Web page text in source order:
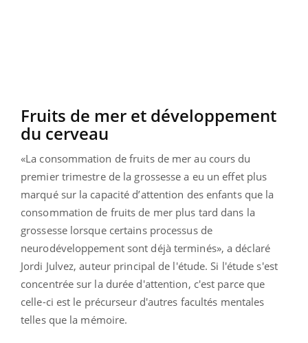
Fruits de mer et développement
du cerveau
«La consommation de fruits de mer au cours du
premier trimestre de la grossesse a eu un effet plus
marqué sur la capacité d’attention des enfants que la
consommation de fruits de mer plus tard dans la
grossesse lorsque certains processus de
neurodéveloppement sont déjà terminés», a déclaré
Jordi Julvez, auteur principal de l'étude. Si l'étude s'est
concentrée sur la durée d'attention, c'est parce que
celle-ci est le précurseur d'autres facultés mentales
telles que la mémoire.